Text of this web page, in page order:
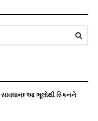
સાવધાન! આ ભૂલોથી સ્કિનને